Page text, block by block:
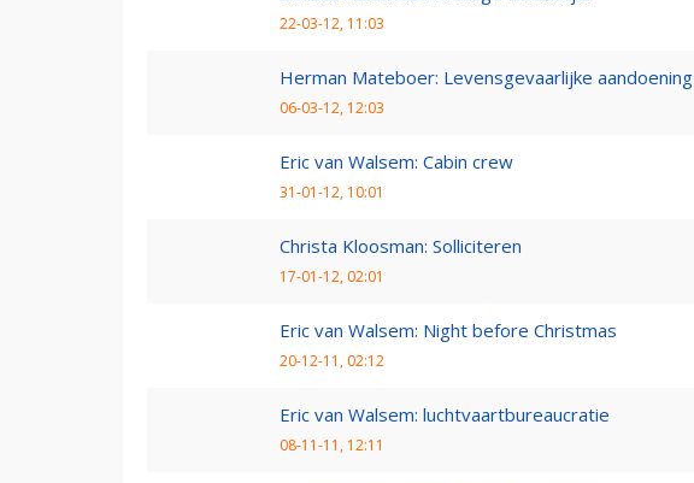
22-03-12, 11:03
Herman Mateboer: Levensgevaarlijke aandoening
06-03-12, 12:03
Eric van Walsem: Cabin crew
31-01-12, 10:01
Christa Kloosman: Solliciteren
17-01-12, 02:01
Eric van Walsem: Night before Christmas
20-12-11, 02:12
Eric van Walsem: luchtvaartbureaucratie
08-11-11, 12:11